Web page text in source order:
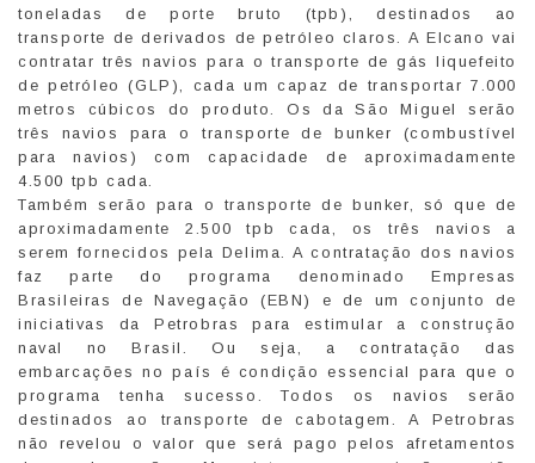
toneladas de porte bruto (tpb), destinados ao
transporte de derivados de petróleo claros. A Elcano vai
contratar três navios para o transporte de gás liquefeito
de petróleo (GLP), cada um capaz de transportar 7.000
metros cúbicos do produto. Os da São Miguel serão
três navios para o transporte de bunker (combustível
para navios) com capacidade de aproximadamente
4.500 tpb cada.
Também serão para o transporte de bunker, só que de
aproximadamente 2.500 tpb cada, os três navios a
serem fornecidos pela Delima. A contratação dos navios
faz parte do programa denominado Empresas
Brasileiras de Navegação (EBN) e de um conjunto de
iniciativas da Petrobras para estimular a construção
naval no Brasil. Ou seja, a contratação das
embarcações no país é condição essencial para que o
programa tenha sucesso. Todos os navios serão
destinados ao transporte de cabotagem. A Petrobras
não revelou o valor que será pago pelos afretamentos